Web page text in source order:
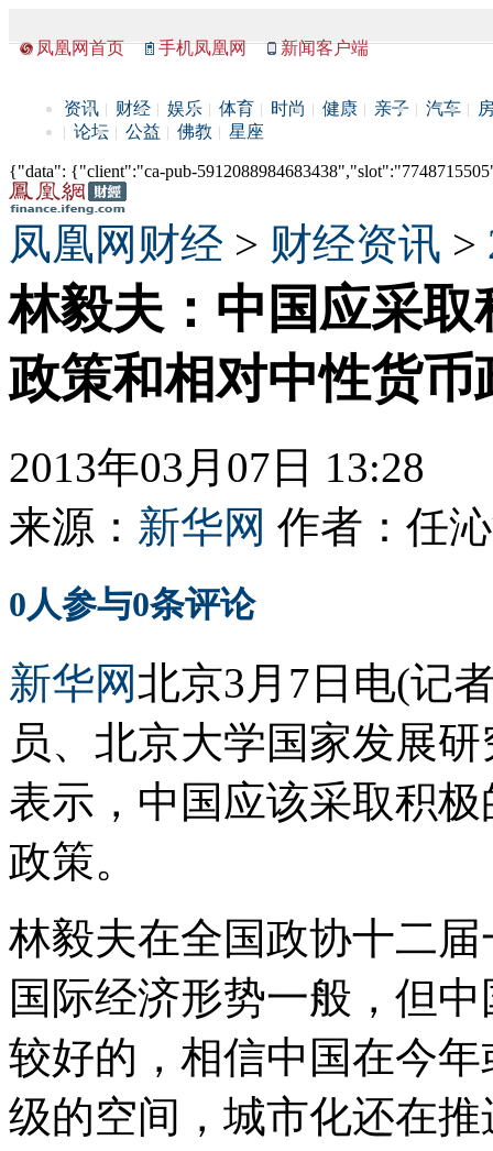
凤凰网首页 手机凤凰网 新闻客户端
资讯 财经 娱乐 体育 时尚 健康 亲子 汽车
论坛
公益 佛教 星座
{"data": {"client":"ca-pub-
凤凰网财经 > 财经资讯 >
林毅夫：中国应采取
政策和相对中性货币
2013年03月07日 13:28
来源： 新华网 作者： 任
0人参与0条评论
新华网北京3月7日电(记
员、北京大学国家发展
表示，中国应该采取积
政策。
林毅夫在全国政协十二
国际经济形势一般，但
较好的，相信中国在今
级的空间，城市化还在